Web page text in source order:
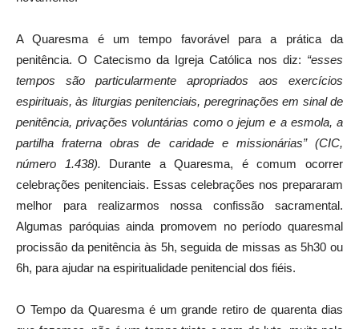
A Quaresma é um tempo favorável para a prática da
penitência. O Catecismo da Igreja Católica nos diz: “esses
tempos são particularmente apropriados aos exercícios
espirituais, às liturgias penitenciais, peregrinações em sinal de
penitência, privações voluntárias como o jejum e a esmola, a
partilha fraterna obras de caridade e missionárias” (CIC,
número 1.438). Durante a Quaresma, é comum ocorrer
celebrações penitenciais. Essas celebrações nos prepararam
melhor para realizarmos nossa confissão sacramental.
Algumas paróquias ainda promovem no período quaresmal
procissão da penitência às 5h, seguida de missas as 5h30 ou
6h, para ajudar na espiritualidade penitencial dos fiéis.
O Tempo da Quaresma é um grande retiro de quarenta dias